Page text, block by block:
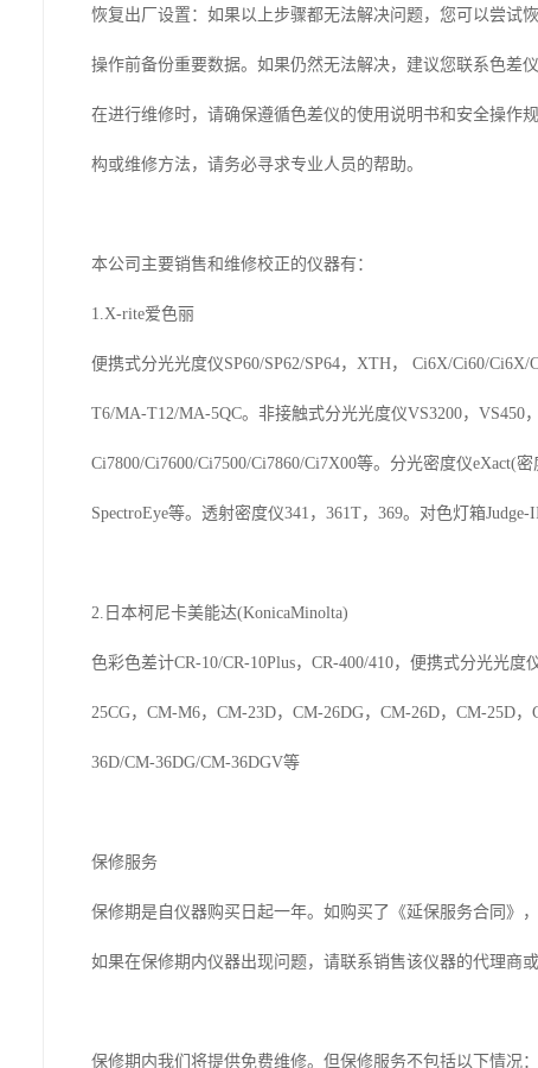
恢复出厂设置：如果以上步骤都无法解决问题，您可以尝试
操作前备份重要数据。如果仍然无法解决，建议您联系色差
在进行维修时，请确保遵循色差仪的使用说明书和安全操作
构或维修方法，请务必寻求专业人员的帮助。
本公司主要销售和维修校正的仪器有：
1.X-rite爱色丽
便携式分光光度仪SP60/SP62/SP64，XTH， Ci6X/Ci60/
T6/MA-T12/MA-5QC。非接触式分光光度仪VS3200，VS450
Ci7800/Ci7600/Ci7500/Ci7860/Ci7X00等。分光密度仪eXact(
SpectroEye等。透射密度仪341，361T，369。对色灯箱
2.日本柯尼卡美能达(KonicaMinolta)
色彩色差计CR-10/CR-10Plus，CR-400/410，便携式分光光
25CG，CM-M6，CM-23D，CM-26DG，CM-26D，CM-25D
36D/CM-36DG/CM-36DGV等
保修服务
保修期是自仪器购买日起一年。如购买了《延保服务合同》
如果在保修期内仪器出现问题，请联系销售该仪器的代理商
保修期内我们将提供免费维修。但保修服务不包括以下情况：